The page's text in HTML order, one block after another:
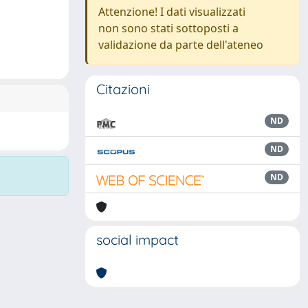
Attenzione! I dati visualizzati
non sono stati sottoposti a
validazione da parte dell'ateneo
Citazioni
ND
ND
ND
social impact